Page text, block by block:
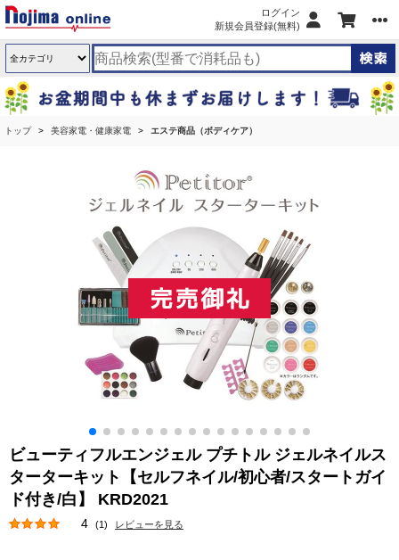
ログイン
新規会員登録(無料)
トップ 美容家電・健康家電 エステ商品（ボディケア）
ビューティフルエンジェル プチトル ジェルネイルス
ターターキット【セルフネイル/初心者/スタートガイ
ド付き/白】 KRD2021
4 (1) レビューを見る